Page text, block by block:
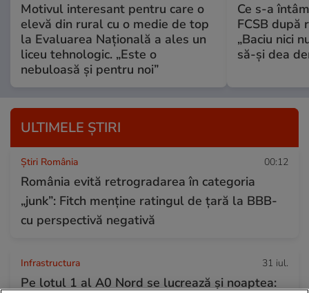
Motivul interesant pentru care o
elevă din rural cu o medie de top
la Evaluarea Națională a ales un
liceu tehnologic. „Este o
nebuloasă și pentru noi”
Ce s-a
FCSB după
„Baciu nici
să-și dea
ULTIMELE ȘTIRI
Știri România 00:12
România evită retrogradarea în categoria
„junk”: Fitch menține ratingul de țară la BBB-
cu perspectivă negativă
Infrastructura 31 iul.
Pe lotul 1 al A0 Nord se lucrează și noaptea: